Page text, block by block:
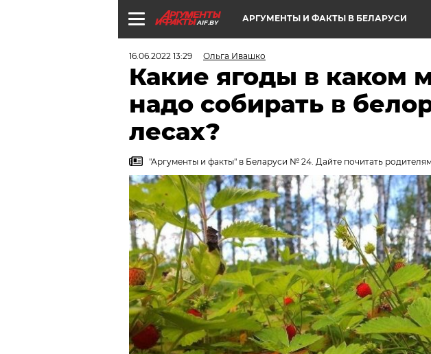
AIF.BY АРГУМЕНТЫ И ФАКТЫ В БЕЛАРУСИ
16.06.2022 13:29 Ольга Ивашко
Какие ягоды в каком
надо собирать в
лесах?
"Аргументы и факты" в Беларуси № 24. Дайте почитать